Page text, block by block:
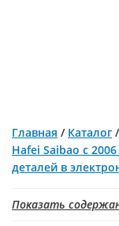
Главная / Каталог /
Hafei Saibao с
деталей в
Показать